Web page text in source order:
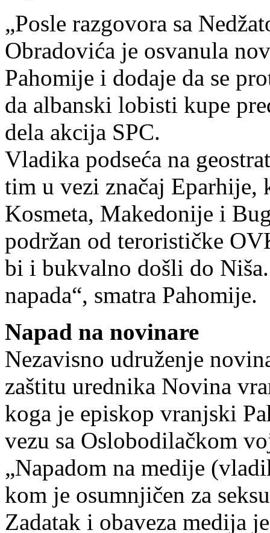
„Posle razgovora sa
Obradovića je osvanula
Pahomije i dodaje da se
da albanski lobisti kupe
dela akcija SPC.
Vladika podseća na
tim u vezi značaj Eparhije,
Kosmeta, Makedonije i
podržan od terorističke
bi i bukvalno došli do
napada“, smatra Pahomije.
Napad na novinare
Nezavisno udruženje
zaštitu urednika Novina
koga je episkop vranjski
vezu sa Oslobodilačkom
„Napadom na medije
kom je osumnjičen za
Zadatak i obaveza medija